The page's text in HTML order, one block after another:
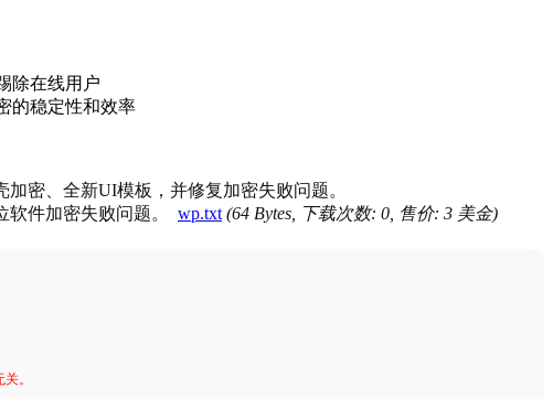
除在线用户
的稳定性和效率
加密、全新UI模板，并修复加密失败问题。
软件加密失败问题。
wp.txt (64 Bytes, 下载次数: 0, 售价: 3 美金)
。